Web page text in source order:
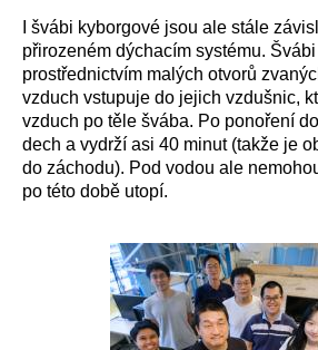
I švábi kyborgové jsou ale stále
přirozeném dýchacím systému.
prostřednictvím malých otvorů
vzduch vstupuje do jejich vzdušnic,
vzduch po těle švába. Po ponoření
dech a vydrží asi 40 minut (takže je
do záchodu). Pod vodou ale
po této době utopí.